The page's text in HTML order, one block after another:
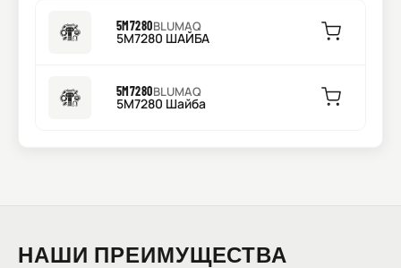
5M7280BLUMAQ
5M7280 ШАЙБА
5M7280BLUMAQ
5M7280 Шайба
НАШИ ПРЕИМУЩЕСТВА